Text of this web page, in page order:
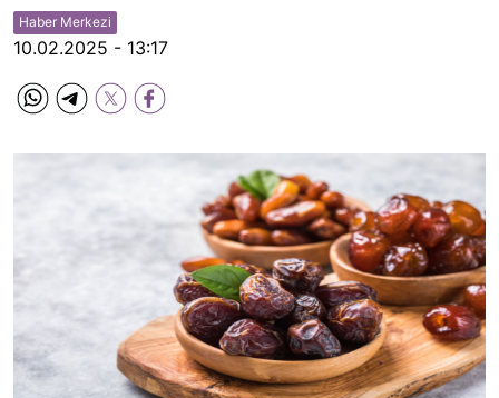
Haber Merkezi
10.02.2025 - 13:17